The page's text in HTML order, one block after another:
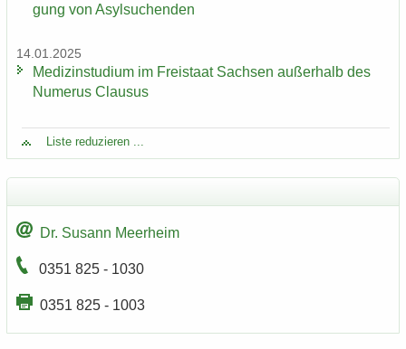
gung von Asyl­su­chen­den
14.01.2025
Me­di­zin­stu­di­um im Frei­staat Sach­sen au­ßer­halb des
Nu­me­rus Clau­sus
Liste re­du­zie­ren ...
Dr. Su­sann Meer­heim
0351 825 - 1030
0351 825 - 1003